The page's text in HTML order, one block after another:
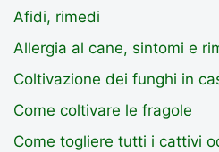
Afidi, rimedi
Allergia al cane, sintomi e
Coltivazione dei funghi in
Come coltivare le fragole
Come togliere tutti i cattivi